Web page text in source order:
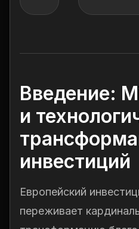
Введение:
и
инвестиций
Европейский
переживает